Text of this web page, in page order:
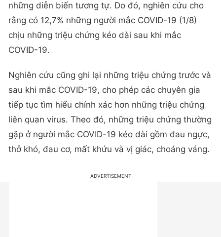
những diễn biến tương tự. Do đó, nghiên cứu cho
rằng có 12,7% những người mắc COVID-19 (1/8)
chịu những triệu chứng kéo dài sau khi mắc
COVID-19.
Nghiên cứu cũng ghi lại những triệu chứng trước và
sau khi mắc COVID-19, cho phép các chuyên gia
tiếp tục tìm hiểu chính xác hơn những triệu chứng
liên quan virus. Theo đó, những triệu chứng thường
gặp ở người mắc COVID-19 kéo dài gồm đau ngực,
thở khó, đau cơ, mất khứu và vị giác, choáng váng.